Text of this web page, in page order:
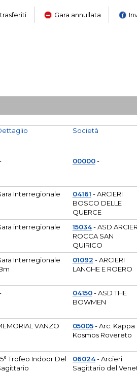
Gara annullata
Società
00000-
Interregionale 04161 - ARCIERI
BOSCO DELLE
QUERCE
interregionale 15034- ASD
ROCCA SAN
QUIRICO
Interregionale
01092 - ARCIERI
LANGHE E ROERO
04150- ASD THE
BOWMEN
VANZO 05005- Arc. Kappa
Kosmos Rovereto
Trofeo Indoor Del
06024- Arcieri
Sagittario del